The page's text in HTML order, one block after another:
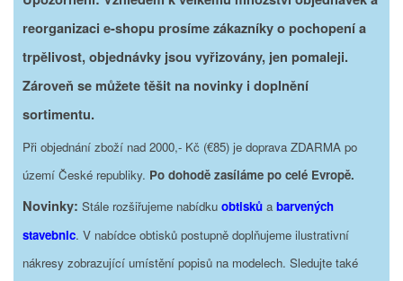
reorganizaci e-shopu prosíme zákazníky o pochopení a
trpělivost, objednávky jsou vyřizovány, jen pomaleji.
Zároveň se můžete těšit na novinky i doplnění
sortimentu.
Při objednání zboží nad 2000,- Kč (€85) je doprava ZDARMA po
území České republiky. Po dohodě zasíláme po celé Evropě.
Novinky: Stále rozšiřujeme nabídku obtisků a barvených
stavebnic. V nabídce obtisků postupně doplňujeme ilustrativní
nákresy zobrazující umístění popisů na modelech. Sledujte také